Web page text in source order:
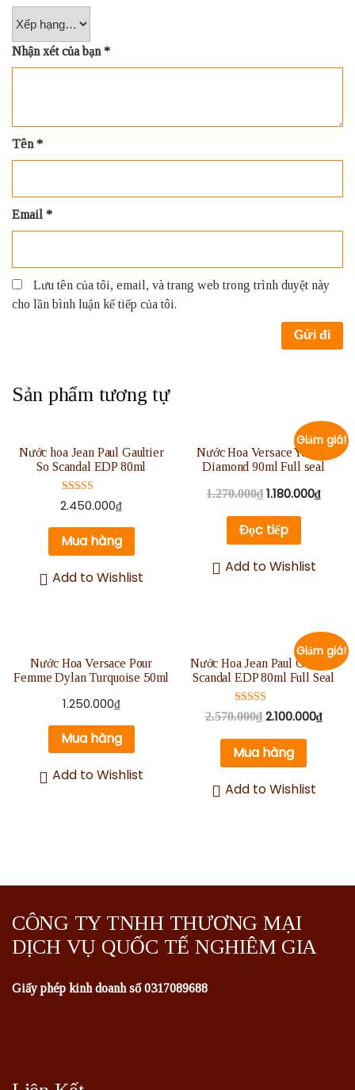
Nhận xét của bạn *
Tên *
Email *
Lưu tên của tôi, email, và trang web trong trình duyệt này
cho lần bình luận kế tiếp của tôi.
Sản phẩm tương tự
Nước hoa Jean Paul Gaultier
So Scandal EDP 80ml
Được xếp
hạng
5 sao
2.450.000₫
Mua hàng
Add to Wishlist
Giảm giá!
Nước Hoa Versace Yellow
Diamond 90ml Full seal
1.270.000₫ 1.180.000₫
Đọc tiếp
Add to Wishlist
Nước Hoa Versace Pour
Femme Dylan Turquoise 50ml
1.250.000₫
Mua hàng
Add to Wishlist
Giảm giá!
Nước Hoa Jean Paul Gaultier
Scandal EDP 80ml Full Seal
Được xếp
hạng
5 sao
2.570.000₫ 2.100.000₫
Mua hàng
Add to Wishlist
CÔNG TY TNHH THƯƠNG MẠI
DỊCH VỤ QUỐC TẾ NGHIÊM GIA
Giấy phép kinh doanh số 0317089688